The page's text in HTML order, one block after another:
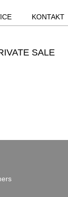
KONTAKT
SALE